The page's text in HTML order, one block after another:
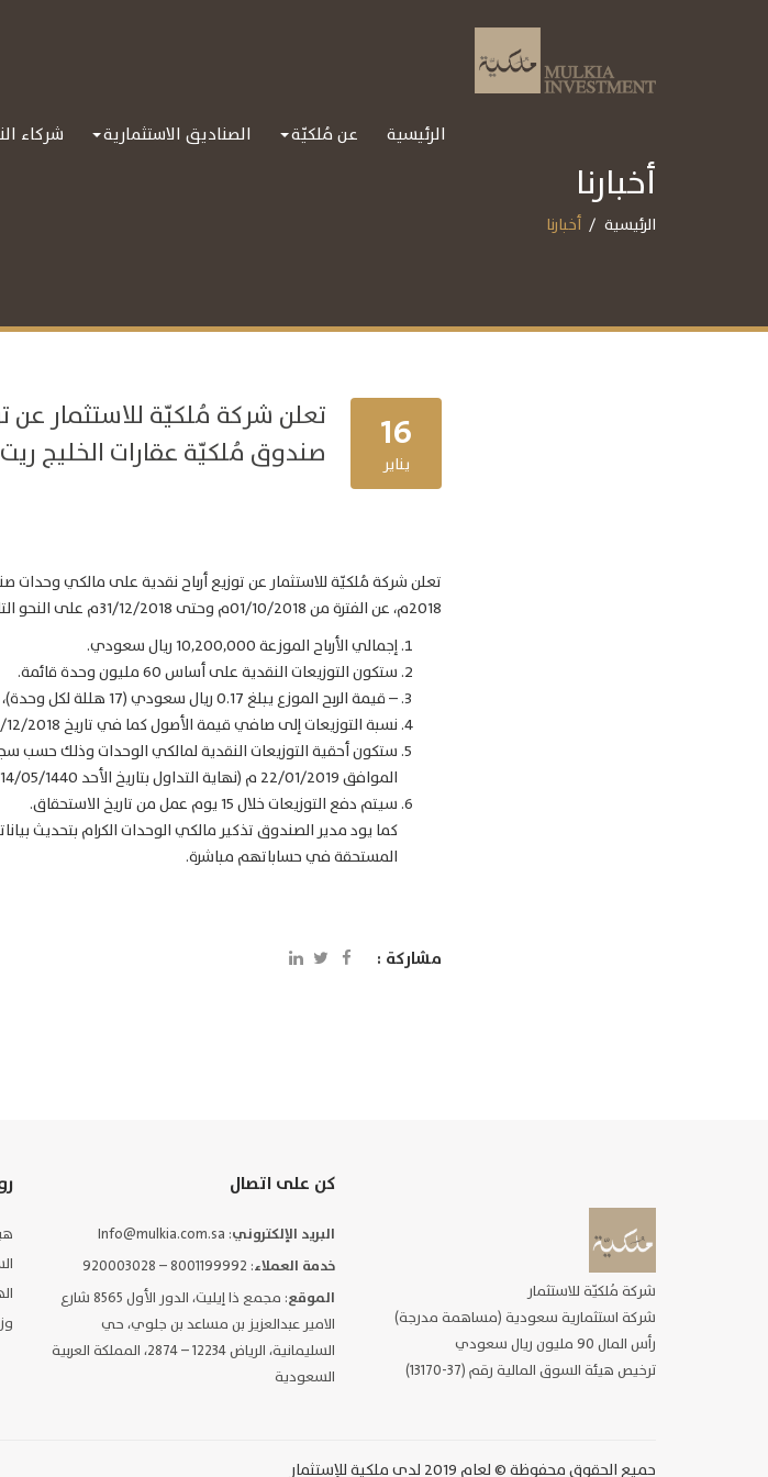
الرئيسية عن مُلكيّة الصناديق الاستثمارية شركاء
أخبارنا
الرئيسية أخبارنا
16
يناير
تعلن شركة مُلكيّة للاستثمار عن
صندوق مُلكيّة عقارات الخليج ريت عن
تعلن شركة مُلكيّة للاستثمار عن توزيع أرباح نقدية على مالكي وحدات
2018م، عن الفترة من 01/10/2018م وحتى 31/12/2018م على النحو التالي:
إجمالي الأرباح الموزعة 10,200,000 ريال سعودي.
ستكون التوزيعات النقدية على أساس 60 مليون وحدة قائمة.
– قيمة الربح الموزع يبلغ 0.17 ريال سعودي (17 هللة لكل وحدة)، بعائد نسبته إلى سعر الطرح الأولي للوحدة يبلغ 1.7%
نسبة التوزيعات إلى صافي قيمة الأصول كما في تاريخ 31/12/2018م تبلغ 1.7%
الموافق 22/01/2019 م (نهاية التداول بتاريخ الأحد 14/05/1440ه الموافق 20/01/2019 م) .
سيتم دفع التوزيعات خلال 15 يوم عمل من تاريخ الاستحقاق.
كما يود مدير الصندوق تذكير مالكي الوحدات الكرام بتحديث
المستحقة في حساباتهم مباشرة.
مشاركة :
شركة مُلكيّة للاستثمار
شركة استثمارية سعودية (مساهمة مدرجة)
رأس المال 90 مليون ريال سعودي
ترخيص هيئة السوق المالية رقم (37-13170)
كن على اتصال
البريد الإلكتروني: Info@mulkia.com.sa
خدمة العملاء: 8001199992 – 920003028
الموقع
: مجمع ذا إيليت، الدور الأول 8565 شارع
الامير عبدالعزيز بن مساعد بن جلوي، حي
السليمانية، الرياض 12234 – 2874، المملكة العربية
السعودية
جميع الحقوق محفوظة © لعام 2019 لدى ملكية للإستثمار